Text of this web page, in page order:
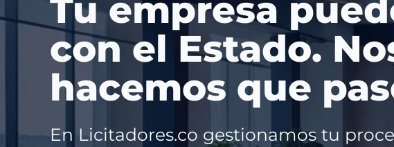
Gestiona tus
forma autónoma
Organiza procesos, asigna
fecha crítica. Infraestructura operativa